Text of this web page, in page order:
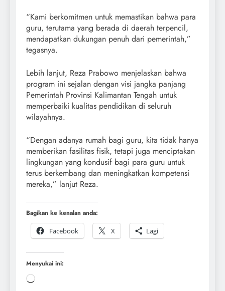
“Kami berkomitmen untuk memastikan bahwa para
guru, terutama yang berada di daerah terpencil,
mendapatkan dukungan penuh dari pemerintah,”
tegasnya.
Lebih lanjut, Reza Prabowo menjelaskan bahwa
program ini sejalan dengan visi jangka panjang
Pemerintah Provinsi Kalimantan Tengah untuk
memperbaiki kualitas pendidikan di seluruh
wilayahnya.
“Dengan adanya rumah bagi guru, kita tidak hanya
memberikan fasilitas fisik, tetapi juga menciptakan
lingkungan yang kondusif bagi para guru untuk
terus berkembang dan meningkatkan kompetensi
mereka,” lanjut Reza.
Bagikan ke kenalan anda:
Facebook
X Lagi
Menyukai ini: